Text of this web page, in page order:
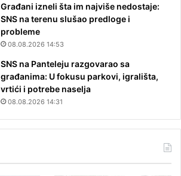
Građani izneli šta im najviše nedostaje:
SNS na terenu slušao predloge i
probleme
08.08.2026 14:53
SNS na Panteleju razgovarao sa
građanima: U fokusu parkovi, igrališta,
vrtići i potrebe naselja
08.08.2026 14:31